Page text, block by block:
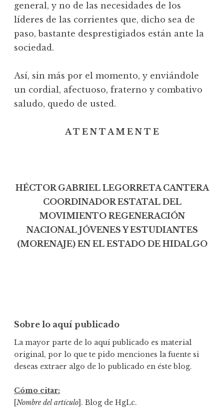
general, y no de las necesidades de los
líderes de las corrientes que, dicho sea de
paso, bastante desprestigiados están ante la
sociedad.
Así, sin más por el momento, y enviándole
un cordial, afectuoso, fraterno y combativo
saludo, quedo de usted.
A T E N T A M E N T E
HÉCTOR GABRIEL LEGORRETA CANTERA
COORDINADOR ESTATAL DEL
MOVIMIENTO REGENERACIÓN
NACIONAL JÓVENES Y ESTUDIANTES
(MORENAJE) EN EL ESTADO DE HIDALGO
Sobre lo aquí publicado
La mayor parte de lo aquí publicado es material
original, por lo que te pido menciones la fuente si
deseas extraer algo de lo publicado en éste blog.
Cómo citar:
[Nombre del artículo]. Blog de HgLc.